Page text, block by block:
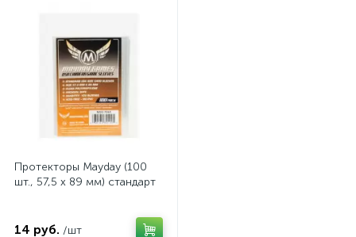
Протекторы Mayday (100
шт., 57,5 x 89 мм) стандарт
14 руб. /шт